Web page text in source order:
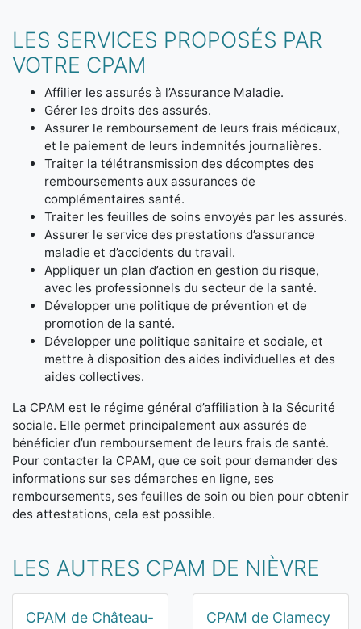
LES SERVICES PROPOSÉS PAR
VOTRE CPAM
Affilier les assurés à l’Assurance Maladie.
Gérer les droits des assurés.
Assurer le remboursement de leurs frais médicaux,
et le paiement de leurs indemnités journalières.
Traiter la télétransmission des décomptes des
remboursements aux assurances de
complémentaires santé.
Traiter les feuilles de soins envoyés par les assurés.
Assurer le service des prestations d’assurance
maladie et d’accidents du travail.
Appliquer un plan d’action en gestion du risque,
avec les professionnels du secteur de la santé.
Développer une politique de prévention et de
promotion de la santé.
Développer une politique sanitaire et sociale, et
mettre à disposition des aides individuelles et des
aides collectives.
La CPAM est le régime général d’affiliation à la Sécurité
sociale. Elle permet principalement aux assurés de
bénéficier d’un remboursement de leurs frais de santé.
Pour contacter la CPAM, que ce soit pour demander des
informations sur ses démarches en ligne, ses
remboursements, ses feuilles de soin ou bien pour obtenir
des attestations, cela est possible.
LES AUTRES CPAM DE NIÈVRE
CPAM de Château-
CPAM de Clamecy